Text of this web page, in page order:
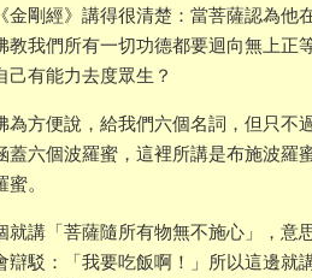
金剛經》講得很清楚：當菩薩認為他
教我們所有一切功德都要迴向無上正
己有能力去度眾生？
為方便說，給我們六個名詞，但只不
蓋六個波羅蜜，這裡所講是布施波羅
。
就講「菩薩隨所有物無不施心」，意
辯駁：「我要吃飯啊！」所以這邊就